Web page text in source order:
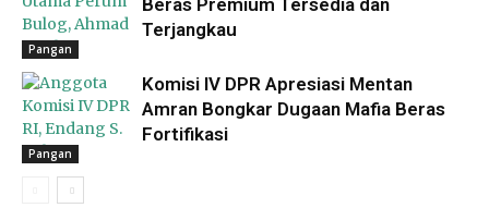
Pangan
Beras Premium Tersedia dan
Terjangkau
Pangan
Komisi IV DPR Apresiasi Mentan
Amran Bongkar Dugaan Mafia Beras
Fortifikasi